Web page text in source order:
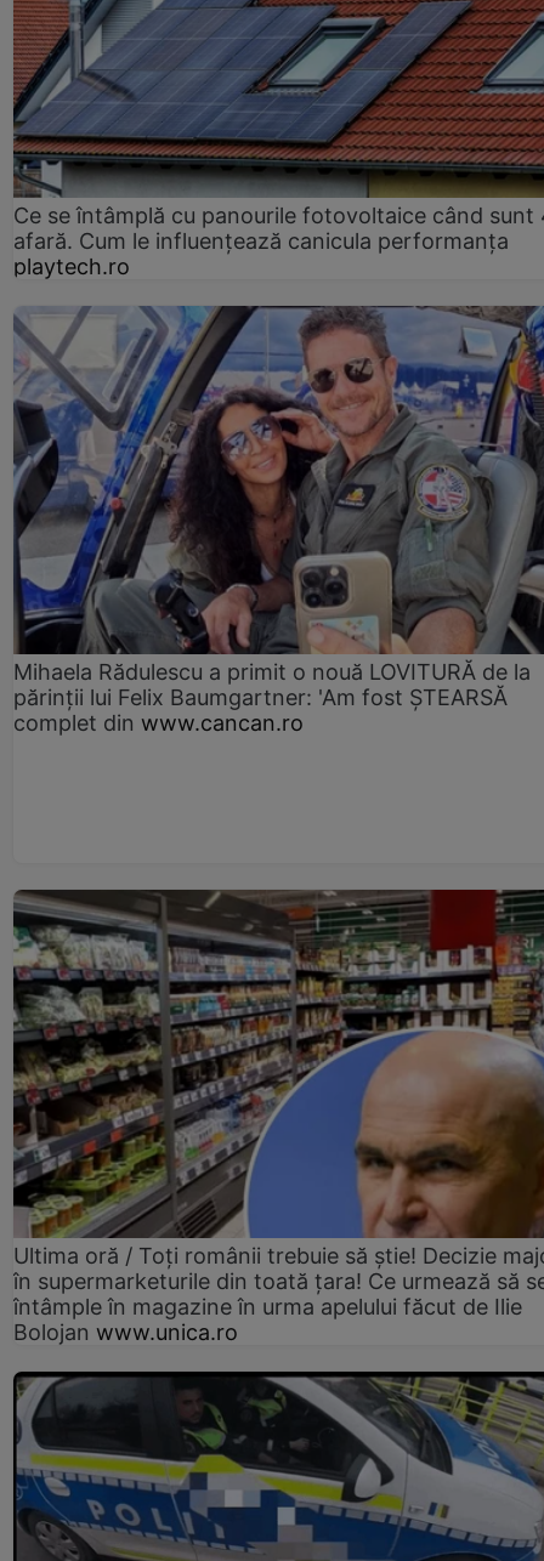
Ce se întâmplă cu panourile fotovoltaice când sunt
afară. Cum le influențează canicula performanța
playtech.ro
Mihaela Rădulescu a primit o nouă LOVITURĂ de la
părinții lui Felix Baumgartner: 'Am fost ȘTEARSĂ
complet din www.cancan.ro
Ultima oră / Toți românii trebuie să știe! Decizie
în supermarketurile din toată țara! Ce urmează să
întâmple în magazine în urma apelului făcut de Ilie
Bolojan www.unica.ro